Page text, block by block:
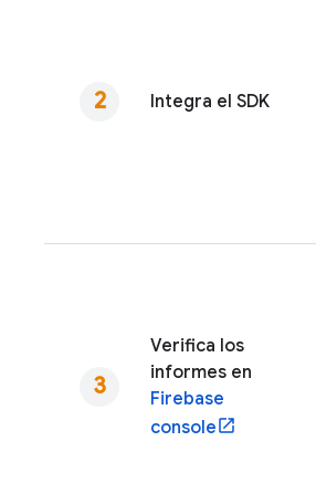
Integra el SDK
Verifica los
informes en
Firebase
console